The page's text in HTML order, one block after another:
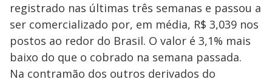
registrado nas últimas três semanas e passou a
ser comercializado por, em média, R$ 3,039 nos
postos ao redor do Brasil. O valor é 3,1% mais
baixo do que o cobrado na semana passada.
Na contramão dos outros derivados do